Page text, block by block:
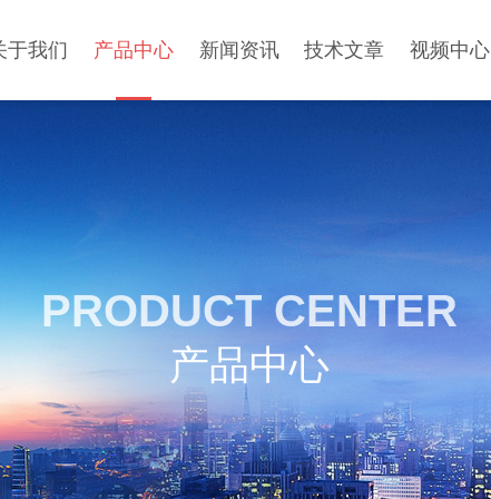
于我们 产品中心 新闻资讯 技术文章 视频中心
PRODUCT CENTER
产品中心